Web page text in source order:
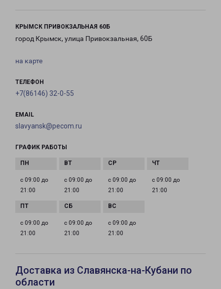
КРЫМСК ПРИВОКЗАЛЬНАЯ 60Б
город Крымск, улица Привокзальная, 60Б
на карте
ТЕЛЕФОН
+7(86146) 32-0-55
EMAIL
slavyansk@pecom.ru
ГРАФИК РАБОТЫ
с 09:00 до
21:00
с 09:00 до
21:00
с 09:00 до
21:00
с 09:00 до
21:00
с 09:00 до
21:00
с 09:00 до
21:00
с 09:00 до
21:00
Доставка из Славянска-на-Кубани по
области